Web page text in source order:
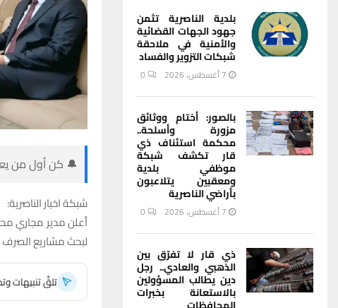
🔔 كن أول من
شبكة اخبار الناصرية:
أعلن مدير مجاري
لبحث مشاريع
تلقَّ تنبيهات
بلدية الناصرية تثمن
جهود الجهات القضائية
والأمنية في ملاحقة
شبكات التزوير والفساد
7 أغسطس، 2026 0
بالصور: أختام ووثائق
مزورة وأسلحة..
محكمة استئناف ذي
قار تكشف شبكة
موظفي بلدية
ومعقبين يتلاعبون
بأراضي الناصرية
7 أغسطس، 2026 0
ذي قار لا تفرّق بين
الذهبي والعادي.. رجل
دين يطالب المسؤولين
بالاستعانة بخبرات